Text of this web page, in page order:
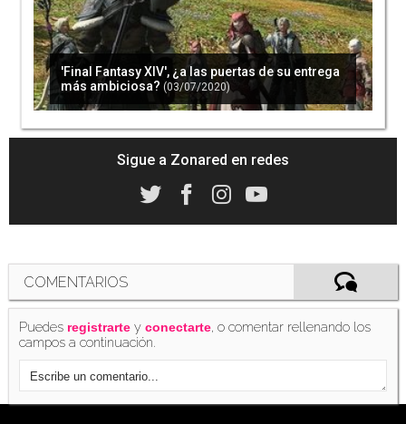
(02/07/2020)
'Final Fantasy XIV' muestra los primeros
detalles de su parche 5.3, 'Reflections in
Crystal' (16/07/2020)
Square Enix cancela también el Fan Festival de
Japón de 'Final Fantasy XIV'
'Final Fantasy XIV' renueva por completo su
'Final Fantasy XIV', ¿a las puertas de su entrega
más ambiciosa? (03/07/2020)
Sigue a Zonared en redes
COMENTARIOS
Puedes registrarte yconectarte, o comentar rellenando los
campos a continuación.